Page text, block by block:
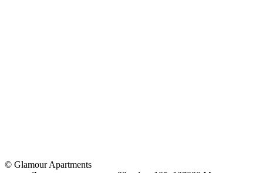
© Glamour Apartments